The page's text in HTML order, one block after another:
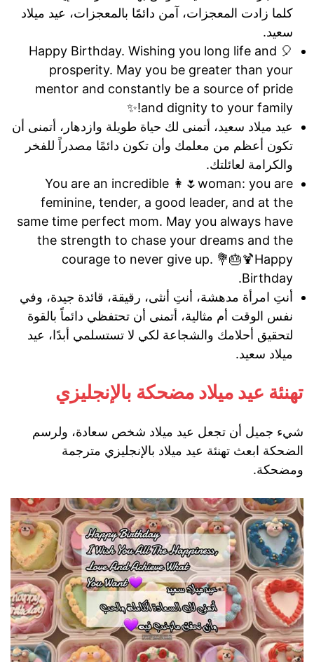
كلما زادت المعجزات، آمن دائمًا بالمعجزات، عيد ميلاد
سعيد.
🎈 Happy Birthday. Wishing you long life and
prosperity. May you be greater than your
mentor and constantly be a source of pride
and dignity to your family!✨
عيد ميلاد سعيد، أتمنى لك حياة طويلة وازدهار، أتمنى أن
تكون أعظم من معلمك وأن تكون دائمًا مصدراً للفخر
والكرامة لعائلتك.
You are an incredible 👩🌷woman: you are
feminine, tender, a good leader, and at the
same time perfect mom. May you always have
the strength to chase your dreams and the
courage to never give up. 💐🎂🍹Happy
Birthday.
أنتِ امرأة مدهشة، أنتِ أنثى، رقيقة، قائدة جيدة، وفي
نفس الوقت أم مثالية، أتمنى أن تحتفظي دائماً بالقوة
لتحقيق أحلامك والشجاعة لكي لا تستسلمي أبدًا، عيد
ميلاد سعيد.
تهنئة عيد ميلاد مضحكة بالإنجليزي
شيء جميل أن تجعل عيد ميلاد شخص سعادة، ولرسم
الضحكة ابعث تهنئة عيد ميلاد بالإنجليزي مترجمة
ومضحكة.